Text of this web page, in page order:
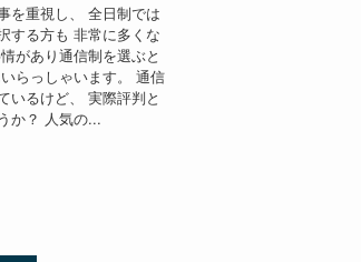
を重視し、 全日制では
する方も 非常に多くな
があり通信制を選ぶと
らっしゃいます。 通信
いるけど、 実際評判と
か？ 人気の...